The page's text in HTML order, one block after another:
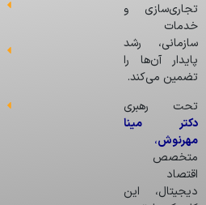
تجاری‌سازی و
خدمات
سازمانی، رشد
پایدار آن‌ها را
تضمین می‌کند.
تحت رهبری
دکتر مینا
مهرنوش،
متخصص
اقتصاد
دیجیتال، این